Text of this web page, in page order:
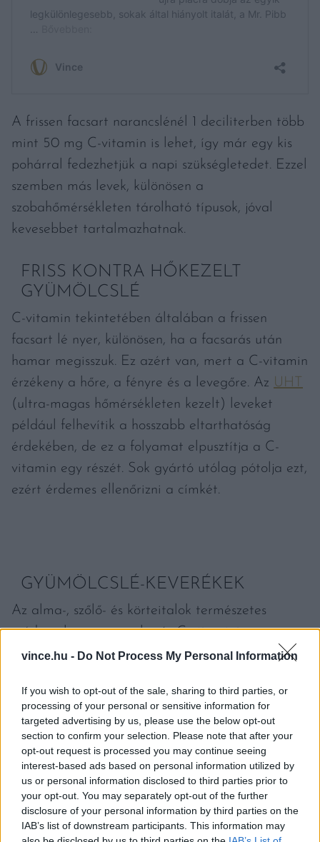
vince.hu - Do Not Process My Personal Information
If you wish to opt-out of the sale, sharing to third parties, or
processing of your personal or sensitive information for
targeted advertising by us, please use the below opt-out
section to confirm your selection. Please note that after your
opt-out request is processed you may continue seeing
interest-based ads based on personal information utilized by
us or personal information disclosed to third parties prior to
your opt-out. You may separately opt-out of the further
disclosure of your personal information by third parties on the
IAB’s list of downstream participants. This information may
A frissen facsart narancslénél 1 deciliterben több
mint 50 mg C-vitamin is lehet, így már egy kis
pohárral fedezhetjük a napi szükségletedet. Ezzel
szemben más levek, különösen a
szobahőmérsékleten tárolható típusok, jóval
kevesebbet tartalmazhatnak.
FRISS KONTRA HŐKEZELT
GYÜMÖLCSLÉ
C-vitamin tekintetében általában a frissen
facsart lé nyer, különösen, ha a facsarás után
hamar megisszuk. Ez azért van, mert a C-vitamin
érzékeny a hőre, a fényre és a levegőre. Az UHT
(ultra-magas hőmérsékleten kezelt) leveket
például felhevítik a hosszabb eltarthatóság
érdekében, de ez a folyamat elpusztítja a C-
vitamin egy részét. Sok gyártó utólag pótolja ezt,
ezért érdemes ellenőrizni a címkét.
GYÜMÖLCSLÉ-KEVERÉKEK
Az alma-, szőlő- és körteitalok természetes
módon eleve nagyon kevés C-vitamint
tartalmaznak, ezért ezeket gyakran dúsítják. Ha
„aszkorbinsav” feliratot látjuk, az jelzi, hogy
felturbózták az italt. Ez nem rossz dolog – a
dúsítás egyszerűen azt jelenti, hogy utólag került
bele vitamin.
A TÁROLÁS IS SZÁMÍT
A C-vitamin még a hűtőben is lebomlik az idő